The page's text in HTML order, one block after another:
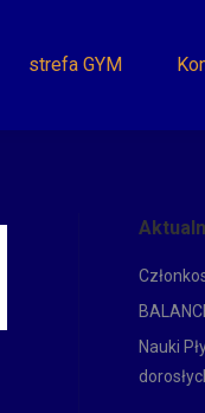
strefa GYM
Nauki